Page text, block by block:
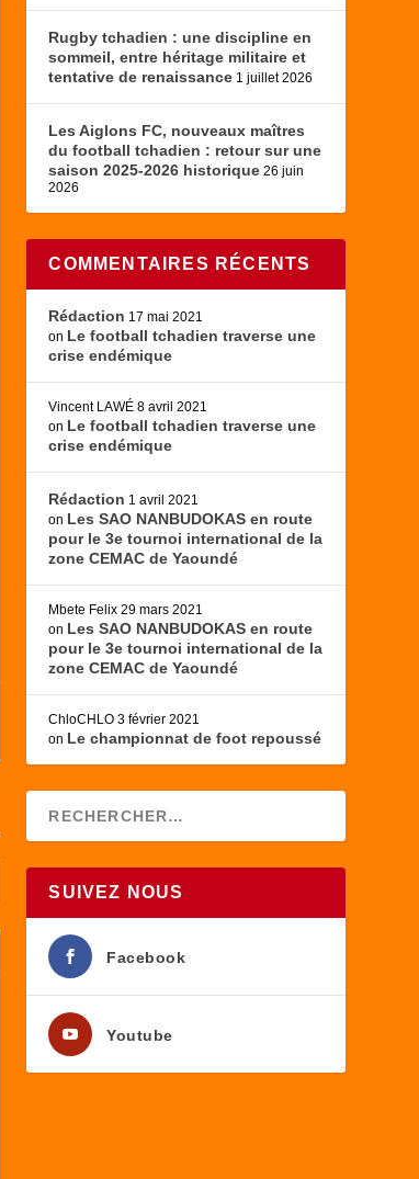
Rugby tchadien : une discipline en
sommeil, entre héritage militaire et
tentative de renaissance 1 juillet 2026
Les Aiglons FC, nouveaux maîtres
du football tchadien : retour sur une
saison 2025-2026 historique 26 juin
2026
COMMENTAIRES RÉCENTS
Rédaction 17 mai 2021
on Le football tchadien traverse une
crise endémique
Vincent LAWÉ 8 avril 2021
on Le football tchadien traverse une
crise endémique
Rédaction 1 avril 2021
on Les SAO NANBUDOKAS en route
pour le 3e tournoi international de la
zone CEMAC de Yaoundé
Mbete Felix 29 mars 2021
on Les SAO NANBUDOKAS en route
pour le 3e tournoi international de la
zone CEMAC de Yaoundé
ChloCHLO 3 février 2021
on Le championnat de foot repoussé
SUIVEZ NOUS
Facebook
Youtube